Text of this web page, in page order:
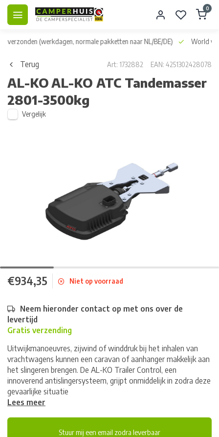
0
verzonden (werkdagen, normale pakketten naar NL/BE/DE) World
Terug Art: 1732882 EAN: 4251302428078
AL-KOAL-KO ATC Tandemasser
2801-3500kg
Vergelijk
€934,35 Niet op voorraad
Neem hieronder contact op met ons over de
levertijd
Gratis verzending
Uitwijkmanoeuvres, zijwind of winddruk bij het inhalen van
vrachtwagens kunnen een caravan of aanhanger makkelijk aan
het slingeren brengen. De AL-KO Trailer Control, een
innoverend antislingersysteem, grijpt onmiddelijk in zodra deze
gevaarlijke situatie
Lees meer
Stuur mij een email zodra leverbaar